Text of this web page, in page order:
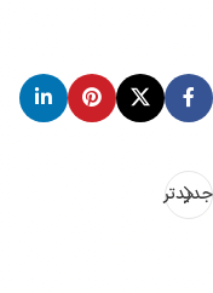
جدیدتر